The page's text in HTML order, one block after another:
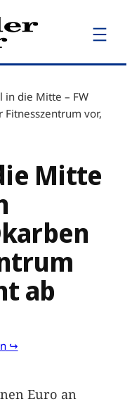
in die Mitte – FW
vor,
Mitte
ab
↪
Euro an